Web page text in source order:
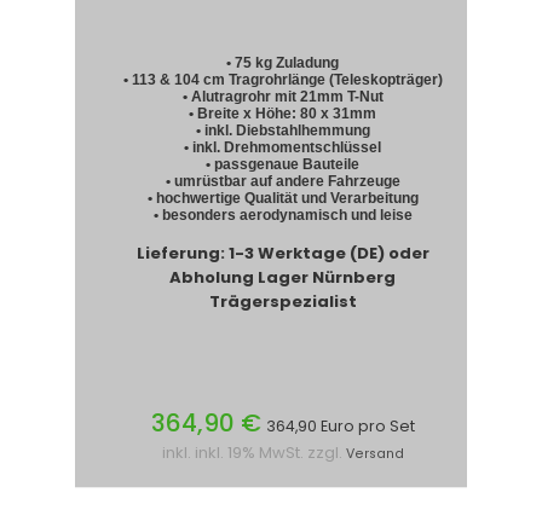
• 75 kg Zuladung
• 113 & 104 cm Tragrohrlänge (Teleskopträger)
• Alutragrohr mit 21mm T-Nut
• Breite x Höhe: 80 x 31mm
• inkl. Diebstahlhemmung
• inkl. Drehmomentschlüssel
• passgenaue Bauteile
• umrüstbar auf andere Fahrzeuge
• hochwertige Qualität und Verarbeitung
• besonders aerodynamisch und leise
Lieferung: 1-3 Werktage (DE) oder
Abholung Lager Nürnberg
Trägerspezialist
364,90 € 364,90 Euro pro Set
inkl. inkl. 19% MwSt. zzgl. Versand